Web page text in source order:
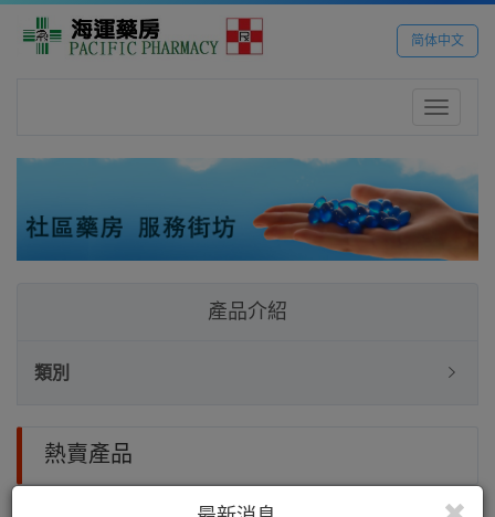
简体中文
Toggle
產品介紹
類別
熱賣產品